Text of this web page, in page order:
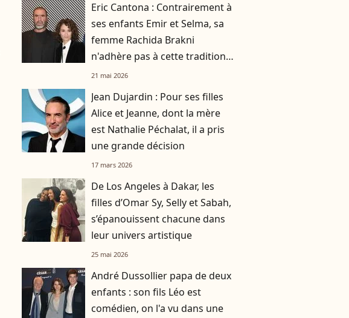
Eric Cantona : Contrairement à
ses enfants Emir et Selma, sa
femme Rachida Brakni
n'adhère pas à cette tradition
familiale, "je tente de lui faire
21 mai 2026
Jean Dujardin : Pour ses filles
Alice et Jeanne, dont la mère
est Nathalie Péchalat, il a pris
une grande décision
17 mars 2026
De Los Angeles à Dakar, les
filles d’Omar Sy, Selly et Sabah,
s’épanouissent chacune dans
leur univers artistique
25 mai 2026
André Dussollier papa de deux
enfants : son fils Léo est
comédien, on l'a vu dans une